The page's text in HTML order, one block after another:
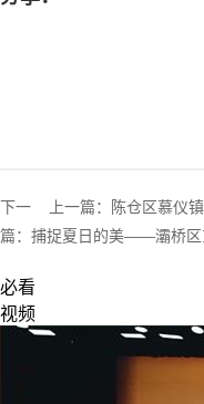
上一篇： 陈仓区慕仪
下一
篇： 捕捉夏日的美——灞桥区
必看
视频